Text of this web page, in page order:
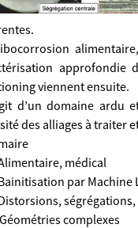
approfondie
viennent ensuite.
d’un domaine ardu
des alliages à traiter
médical
par Machine
complexes